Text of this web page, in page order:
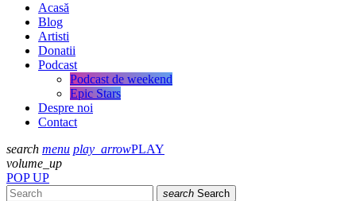
Acasă
Blog
Artisti
Donatii
Podcast
Podcast de weekend
Epic Stars
Despre noi
Contact
search menu play_arrowPLAY
volume_up
POP UP
search Search